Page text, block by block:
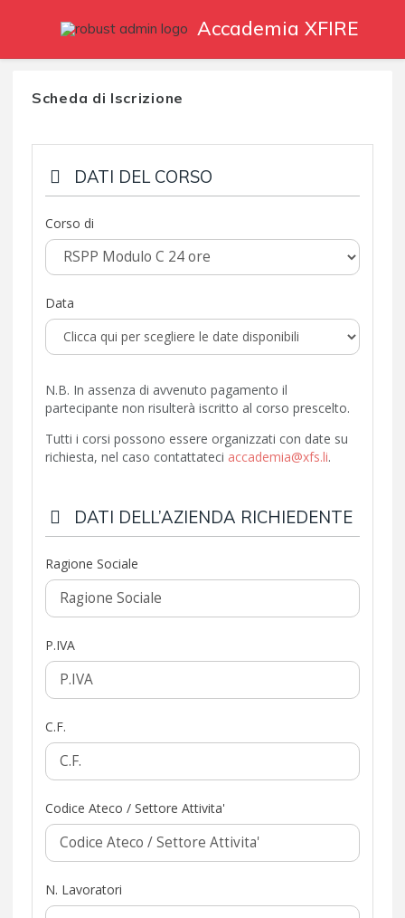
Accademia XFIRE
Scheda di Iscrizione
DATI DEL CORSO
Corso di
Data
N.B. In assenza di avvenuto pagamento il
partecipante non risulterà iscritto al corso prescelto.
Tutti i corsi possono essere organizzati con date su
richiesta, nel caso contattateci accademia@xfs.li.
DATI DELL’AZIENDA RICHIEDENTE
Ragione Sociale
P.IVA
C.F.
Codice Ateco / Settore Attivita'
N. Lavoratori